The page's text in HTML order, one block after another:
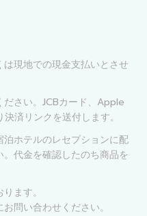
現地での現金支払いとさせ
さい。JCBカード、Apple
済リンクを送付します。
ホテルのレセプションに配
代金を確認したのち商品を
ます。
問い合わせください。